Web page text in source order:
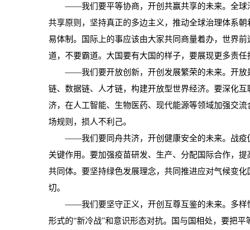
——我们要平等协商，开创共赢共享的未来。全球治
共享原则，坚持真正的多边主义，推动全球治理体系
易体制。国际上的事应该由大家共同商量着办，世界
道，不要霸道。大国要有大国的样子，要展现更多责任
——我们要开放创新，开创发展繁荣的未来。开放是
链、数据链、人才链，构建开放型世界经济。要深化
济，在人工智能、生物医药、现代能源等领域加强交
场规则，损人不利己。
——我们要同舟共济，开创健康安全的未来。战疫仍
关键作用。要加强疫苗研发、生产、分配国际合作，
共同体。要坚持绿色发展理念，共同推进应对气候变
切。
——我们要坚守正义，开创互尊互鉴的未来。多样性
形式的“新冷战”和意识形态对抗。国与国相处，要把